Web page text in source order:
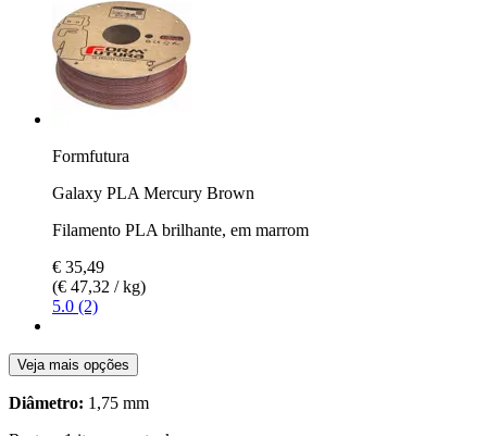
Formfutura
Galaxy PLA Mercury Brown
Filamento PLA brilhante, em marrom
€ 35,49
(€ 47,32 / kg)
5.0 (2)
Veja mais opções
Diâmetro: 1,75 mm